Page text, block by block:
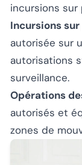
incursions sur
Incursions
autorisée sur
autorisations
surveillance.
Opérations
autorisés et
zones de